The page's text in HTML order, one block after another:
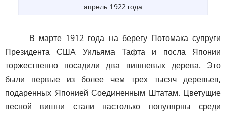
апрель 1922 года
В марте 1912 года на берегу Потомака супруги
Президента США Уильяма Тафта и посла Японии
торжественно посадили два вишневых дерева. Это
были первые из более чем трех тысяч деревьев,
подаренных Японией Соединенным Штатам. Цветущие
весной вишни стали настолько популярны среди